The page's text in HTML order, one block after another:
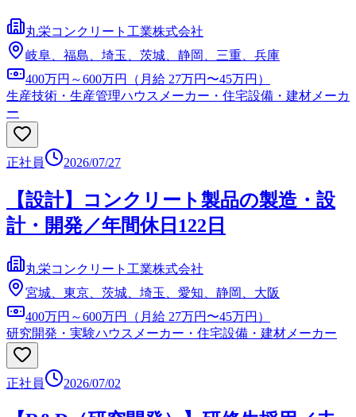
丸栄コンクリート工業株式会社
岐阜、福島、埼玉、茨城、静岡、三重、兵庫
400万円～600万円（月給 27万円〜45万円）
生産技術・生産管理ハウスメーカー・住宅設備・建材メーカ
ー
正社員 2026/07/27
【設計】コンクリート製品の製造・設
計・開発／年間休日122日
丸栄コンクリート工業株式会社
宮城、東京、茨城、埼玉、愛知、静岡、大阪
400万円～600万円（月給 27万円〜45万円）
研究開発・実験ハウスメーカー・住宅設備・建材メーカー
正社員 2026/07/02